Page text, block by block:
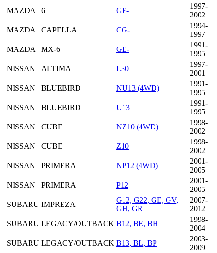
MAZDA
6 GF-
1997-
2002
MAZDA
CAPELLA CG-
1994-
1997
MAZDA
MX-6 GE-
1991-
1995
NISSAN
ALTIMA L30
1997-
2001
NISSAN
BLUEBIRD NU13 (4WD)
1991-
1995
NISSAN
BLUEBIRD U13
1991-
1995
NISSAN
CUBE NZ10 (4WD)
1998-
2002
NISSAN
CUBE Z10
1998-
2002
NISSAN
PRIMERA NP12 (4WD)
2001-
2005
NISSAN
PRIMERA P12
2001-
2005
SUBARU IMPREZA
G12, G22, GE, GV,
GH, GR
2007-
2012
SUBARU LEGACY/OUTBACK B12, BE, BH
1998-
2004
SUBARU LEGACY/OUTBACK B13, BL, BP
2003-
2009